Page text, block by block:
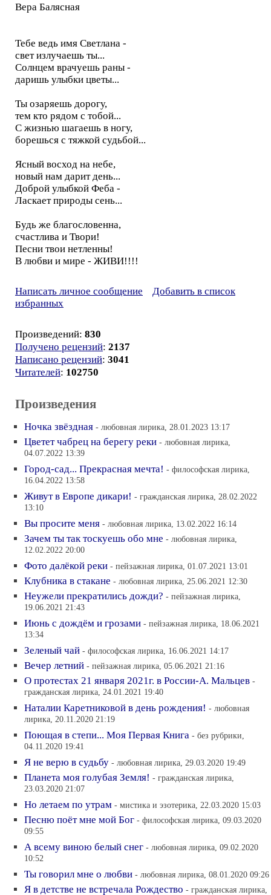
Вера Балясная
Тебе ведь имя Светлана -
свет излучаешь ты...
Солнцем врачуешь раны -
даришь улыбки цветы...
Ты озаряешь дорогу,
тем кто рядом с тобой...
С жизнью шагаешь в ногу,
борешься с тяжкой судьбой...
Ясный восход на небе,
новый нам дарит день...
Доброй улыбкой Феба -
Ласкает природы сень...
Будь же благословенна,
счастлива и Твори!
Песни твои нетленны!
В любви и мире - ЖИВИ!!!!
Написать личное сообщение
Добавить в список
избранных
Произведений: 830
Получено рецензий: 2137
Написано рецензий: 3041
Читателей: 102750
Произведения
Ночка звёздная - любовная лирика, 28.01.2023 13:17
Цветет чабрец на берегу реки - любовная лирика,
04.07.2022 13:39
Город-сад... Прекрасная мечта! - философская лирика,
16.04.2022 13:58
Живут в Европе дикари! - гражданская лирика, 28.02.2022
13:10
Вы просите меня - любовная лирика, 13.02.2022 16:14
Зачем ты так тоскуешь обо мне - любовная лирика,
12.02.2022 20:00
Фото далёкой реки - пейзажная лирика, 01.07.2021 13:01
Клубника в стакане - любовная лирика, 25.06.2021 12:30
Неужели прекратились дожди? - пейзажная лирика,
19.06.2021 21:43
Июнь с дождём и грозами - пейзажная лирика, 18.06.2021
13:34
Зеленый чай - философская лирика, 16.06.2021 14:17
Вечер летний - пейзажная лирика, 05.06.2021 21:16
О протестах 21 января 2021г. в России-А. Мальцев -
гражданская лирика, 24.01.2021 19:40
Наталии Каретниковой в день рождения! - любовная
лирика, 20.11.2020 21:19
Поющая в степи... Моя Первая Книга - без рубрики,
04.11.2020 19:41
Я не верю в судьбу - любовная лирика, 29.03.2020 19:49
Планета моя голубая Земля! - гражданская лирика,
23.03.2020 21:07
Но летаем по утрам - мистика и эзотерика, 22.03.2020 15:03
Песню поёт мне мой Бог - философская лирика, 09.03.2020
09:55
А всему виною белый снег - любовная лирика, 09.02.2020
10:52
Ты говорил мне о любви - любовная лирика, 08.01.2020 09:26
Я в детстве не встречала Рождество - гражданская лирика,